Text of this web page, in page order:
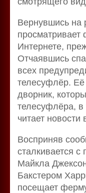
Вернувшись на
просматривает
Интернете,
Отчаявшись
всех
телесуфлёр. Её
дворник,
телесуфлёра,
читает новости
Восприняв
сталкивается
Майкла
Бакстером
посещает